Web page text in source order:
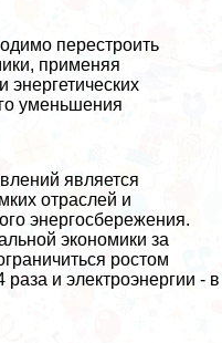
перестроить
применяя
энергетических
уменьшения
является
отраслей и
энергосбережения.
экономики за
ростом
и электроэнергии - в